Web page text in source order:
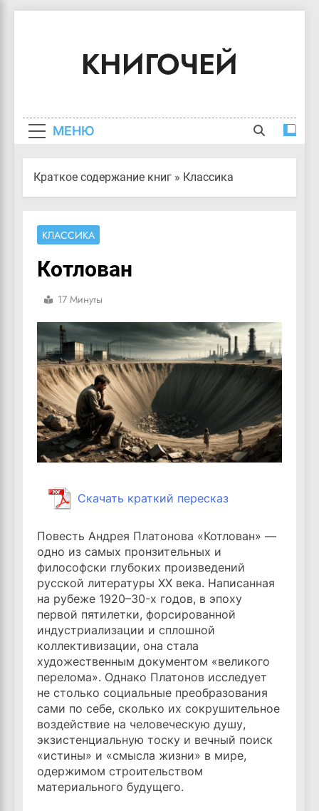
содержимомуКНИГОЧЕЙ
МЕНЮ
Краткое содержание книг » Классика
КЛАССИКА
Котлован
17 Минуты
Скачать краткий пересказ
Повесть Андрея Платонова «Котлован» —
одно из самых пронзительных и
философски глубоких произведений
русской литературы XX века. Написанная
на рубеже 1920–30-х годов, в эпоху
первой пятилетки, форсированной
индустриализации и сплошной
коллективизации, она стала
художественным документом «великого
перелома». Однако Платонов исследует
не столько социальные преобразования
сами по себе, сколько их сокрушительное
воздействие на человеческую душу,
экзистенциальную тоску и вечный поиск
«истины» и «смысла жизни» в мире,
одержимом строительством
материального будущего.